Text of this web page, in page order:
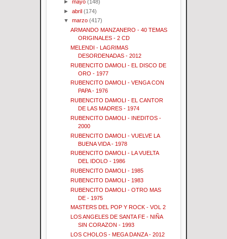
►mayo (148)
►abril (174)
▼marzo (417)
ARMANDO MANZANERO - 40 TEMAS
ORIGINALES - 2 CD
MELENDI - LAGRIMAS
DESORDENADAS - 2012
RUBENCITO DAMOLI - EL DISCO DE
ORO - 1977
RUBENCITO DAMOLI - VENGA CON
PAPA - 1976
RUBENCITO DAMOLI - EL CANTOR
DE LAS MADRES - 1974
RUBENCITO DAMOLI - INEDITOS -
2000
RUBENCITO DAMOLI - VUELVE LA
BUENA VIDA - 1978
RUBENCITO DAMOLI - LA VUELTA
DEL IDOLO - 1986
RUBENCITO DAMOLI - 1985
RUBENCITO DAMOLI - 1983
RUBENCITO DAMOLI - OTRO MAS
DE - 1975
MASTERS DEL POP Y ROCK - VOL 2
LOS ANGELES DE SANTA FE - NIÑA
SIN CORAZON - 1993
LOS CHOLOS - MEGA DANZA - 2012